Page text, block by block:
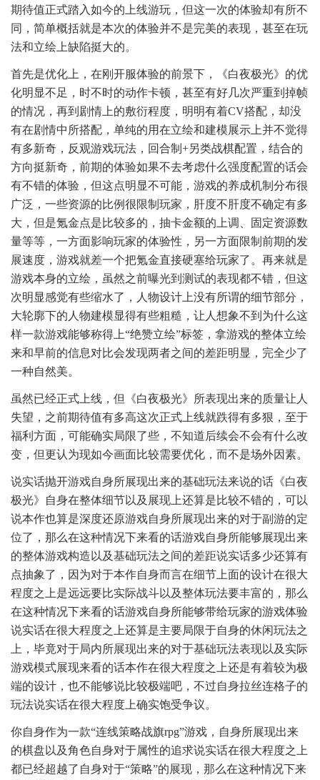
期待值正式踏入如今的上线游玩，但这一次的体验却有所不
同，简单概括就是本次的体验并不是完美的表现，甚至在玩
法和立绘上缺陷挺大的。
首先是优化上，在刚开服体验的前景下，《白夜极光》的优
化明显不足，时不时的动作卡顿，甚至有好几次严重到掉帧
的情况，再到剧情上的敷衍程度，明明有着CV搭配，却没
有在剧情中所搭配，单纯的用在立绘和建模展示上并不觉得
有多新奇，反观游戏玩法，回合制+另类战棋配置，结合的
方向挺新奇，前期的体验如果不去考虑什么强度配置的话会
有不错的体验，但这点明显不可能，游戏的养成机制分布很
广泛，一些资源的比例很限制玩家，肝度不肝度不确定有多
大，但是氪金点是比较多的，抽卡金额的上调、固定资源数
量等等，一方面影响玩家的体验性，另一方面限制前期的发
展速度，游戏就差一个把氪金直接硬塞给玩家了。再来就是
游戏本身的立绘，虽然之前曝光到测试的表现都不错，但这
次明显感觉有些缩水了，人物设计上没有所谓的细节部分，
大轮廓下的人物建模显得有些粗糙，让人想象不到为什么这
样一款游戏能够称得上“绝赞立绘”标签，拿游戏的整体立绘
来和早前的信息对比会发现两者之间的差距明显，完全少了
一种自然美。
虽然已经正式上线，但《白夜极光》所表现出来的质量让人
失望，之前期待值有多高这次正式上线就跌得有多狠，至于
福利方面，可能确实局限了些，不知道后续会不会有什么改
变，但更认为现如今画面比较需要优化，而不是场外因素。
说实话抛开游戏自身所展现出来的基础玩法来说的话《白夜
极光》自身在整体细节以及展现上还算是比较不错的，可以
说本作也算是深度还原游戏自身所展现出来的对于副游的定
位了，那么在这种情况下来看的话游戏自身所能够展现出来
的整体游戏构造以及基础玩法之间的差距说实话多少还算有
点抽象了，因为对于本作自身而言在细节上面的设计在很大
程度之上是远远要比实际战斗以及整体玩法要丰富的，那么
在这种情况下来看的话游戏自身所能够带给玩家的游戏体验
说实话在很大程度之上还算是主要局限于自身的休闲玩法之
上，毕竟对于局内所展现出来的对于基础玩法表现以及实际
游戏模式展现来看的话本作在很大程度之上还是有着较为极
端的设计，也不能够说比较极端吧，不过自身拉丝连格子的
玩法说实话在很大程度上确实饱受争议。
你自身作为一款“连线策略战旗rpg”游戏，自身所展现出来
的棋盘以及角色自身对于属性的追求说实话在很大程度之上
都已经超越了自身对于“策略”的展现，那么在这种情况下来